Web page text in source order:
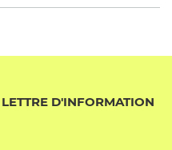
D'INFORMATION